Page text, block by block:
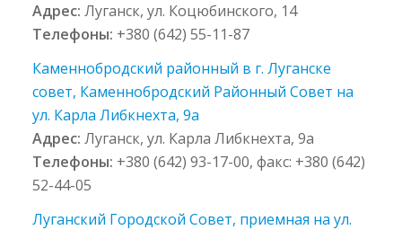
Адрес:Луганск, ул. Коцюбинского, 14
Телефоны: +380 (642) 55-11-87
Каменнобродский районный в г. Луганске
совет, Каменнобродский Районный Совет на
ул. Карла Либкнехта, 9а
Адрес:Луганск, ул. Карла Либкнехта, 9а
Телефоны: +380 (642) 93-17-00, факс: +380 (642)
52-44-05
Луганский Городской Совет, приемная на ул.